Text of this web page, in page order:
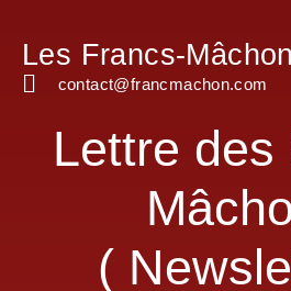
Les Francs-
contact@francmachon.com
Lettre des
(